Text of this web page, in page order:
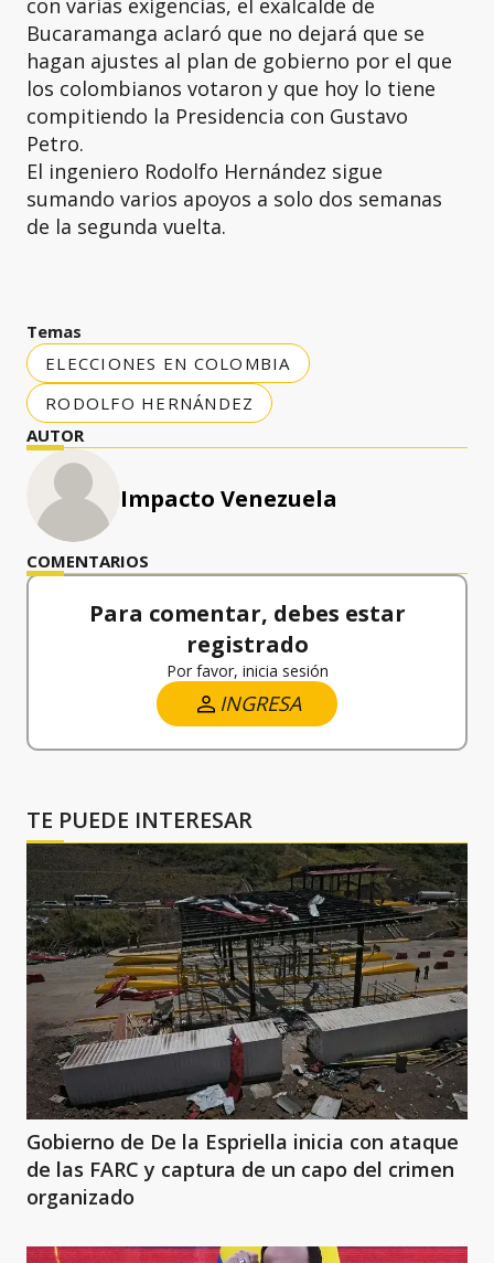
con varias exigencias, el exalcalde de
Bucaramanga aclaró que no dejará que se
hagan ajustes al plan de gobierno por el que
los colombianos votaron y que hoy lo tiene
compitiendo la Presidencia con Gustavo
Petro.
El ingeniero Rodolfo Hernández sigue
sumando varios apoyos a solo dos semanas
de la segunda vuelta.
Temas
ELECCIONES EN COLOMBIA
RODOLFO HERNÁNDEZ
AUTOR
Impacto Venezuela
COMENTARIOS
Para comentar, debes estar
registrado
Por favor, inicia sesión
INGRESA
TE PUEDE INTERESAR
Gobierno de De la Espriella inicia con ataque
de las FARC y captura de un capo del crimen
organizado